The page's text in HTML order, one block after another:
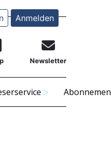
Anmelden
Newsletter